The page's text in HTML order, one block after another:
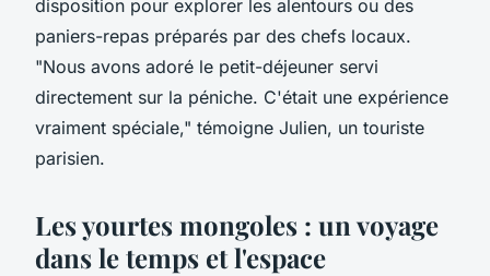
disposition pour explorer les alentours ou des
paniers-repas préparés par des chefs locaux.
"Nous avons adoré le petit-déjeuner servi
directement sur la péniche. C'était une expérience
vraiment spéciale," témoigne Julien, un touriste
parisien.
Les yourtes mongoles : un voyage
dans le temps et l'espace